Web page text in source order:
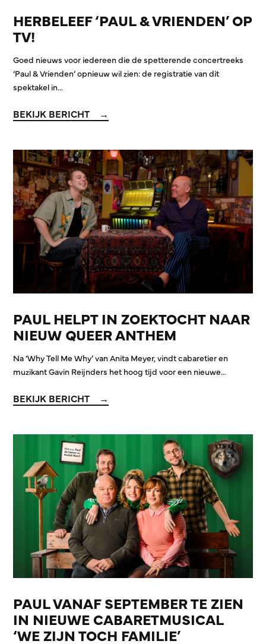
HERBELEEF ‘PAUL & VRIENDEN’ OP
TV!
Goed nieuws voor iedereen die de spetterende concertreeks
‘Paul & Vrienden’ opnieuw wil zien: de registratie van dit
spektakel in…
BEKIJK BERICHT
PAUL HELPT IN ZOEKTOCHT NAAR
NIEUW QUEER ANTHEM
Na ‘Why Tell Me Why’ van Anita Meyer, vindt cabaretier en
muzikant Gavin Reijnders het hoog tijd voor een nieuwe…
BEKIJK BERICHT
PAUL VANAF SEPTEMBER TE ZIEN
IN NIEUWE CABARETMUSICAL
‘WE ZIJN TOCH FAMILIE’